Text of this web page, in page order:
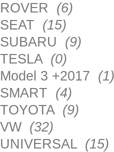
ROVER (6)
SEAT (15)
SUBARU (9)
TESLA (0)
Model 3 +2017 (1)
SMART (4)
TOYOTA (9)
VW (32)
UNIVERSAL (15)